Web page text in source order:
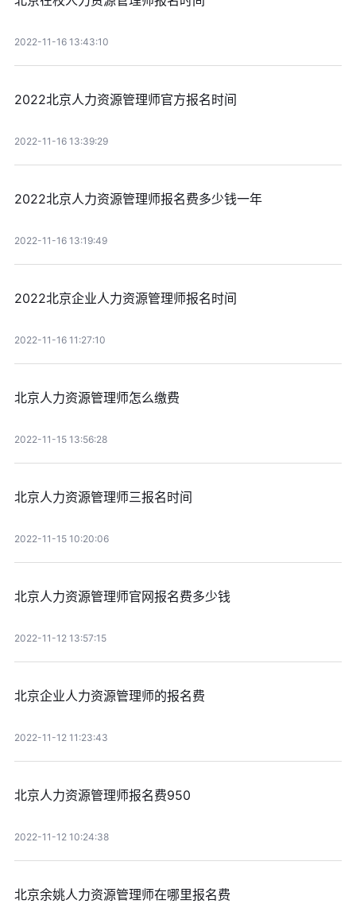
2022-11-16 13:43:10
2022北京人力资源管理师官方报名时间
2022-11-16 13:39:29
2022北京人力资源管理师报名费多少钱一年
2022-11-16 13:19:49
2022北京企业人力资源管理师报名时间
2022-11-16 11:27:10
北京人力资源管理师怎么缴费
2022-11-15 13:56:28
北京人力资源管理师三报名时间
2022-11-15 10:20:06
北京人力资源管理师官网报名费多少钱
2022-11-12 13:57:15
北京企业人力资源管理师的报名费
2022-11-12 11:23:43
北京人力资源管理师报名费950
2022-11-12 10:24:38
北京余姚人力资源管理师在哪里报名费